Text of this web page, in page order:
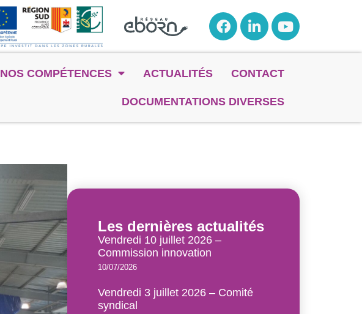
NOS COMPÉTENCES ACTUALITÉS CONTACT
DOCUMENTATIONS DIVERSES
Les dernières actualités
Vendredi 10 juillet 2026 –
Commission innovation
10/07/2026
Vendredi 3 juillet 2026 – Comité
syndical